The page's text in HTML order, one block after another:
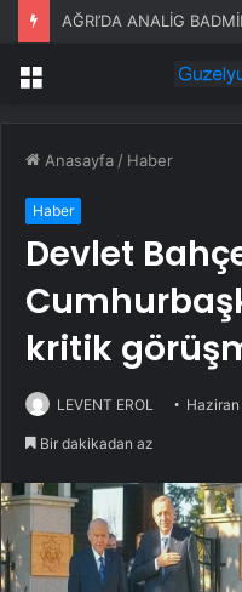
Menü
Anasayfa / Haber
Haber
Devlet
kritik
LEVENT EROL
Bir dakikadan az